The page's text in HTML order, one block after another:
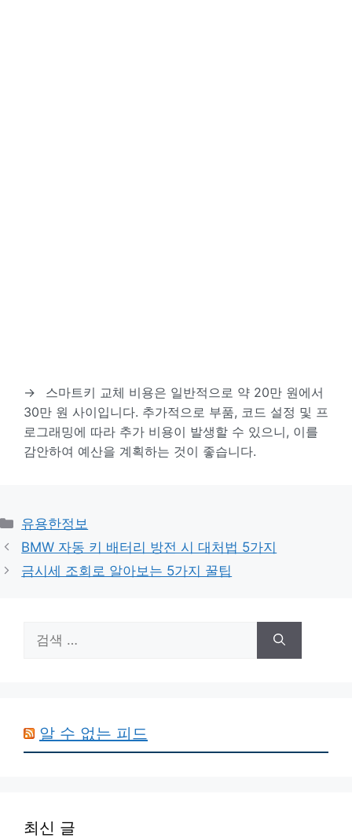
→
스마트키 교체 비용은 일반적으로 약 20만 원에서
30만 원 사이입니다. 추가적으로 부품, 코드 설정 및 프
로그래밍에 따라 추가 비용이 발생할 수 있으니, 이를
감안하여 예산을 계획하는 것이 좋습니다.
카
테
리
유용한정보
BMW 자동 키 배터리 방전 시 대처법 5가지
금시세 조회로 알아보는 5가지 꿀팁
색:
알 수 없는 피드
최신 글